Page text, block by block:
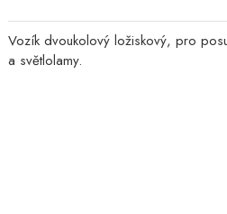
Vozík dvoukolový ložiskový, pro
a světlolamy.